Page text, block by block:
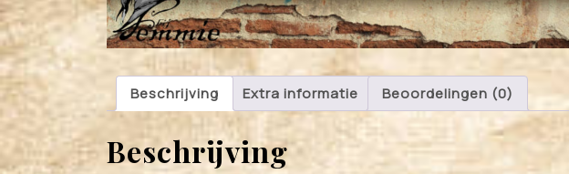
Beschrijving Extra informatie Beoordelingen (0)
Beschrijving